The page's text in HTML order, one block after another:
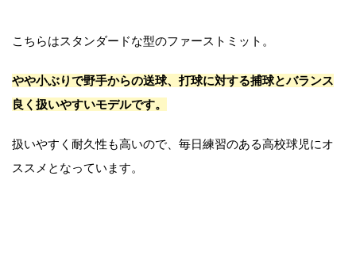
こちらはスタンダードな型のファーストミット。
やや小ぶりで野手からの送球、打球に対する捕球とバランス
良く扱いやすいモデルです。
扱いやすく耐久性も高いので、毎日練習のある高校球児にオ
ススメとなっています。